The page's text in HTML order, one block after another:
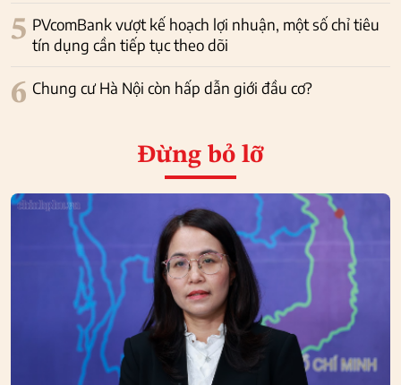
5 PVcomBank vượt kế hoạch lợi nhuận, một số chỉ tiêu
tín dụng cần tiếp tục theo dõi
6 Chung cư Hà Nội còn hấp dẫn giới đầu cơ?
Đừng bỏ lỡ